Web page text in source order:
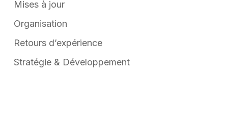
Mises à jour
Organisation
Retours d’expérience
Stratégie & Développement